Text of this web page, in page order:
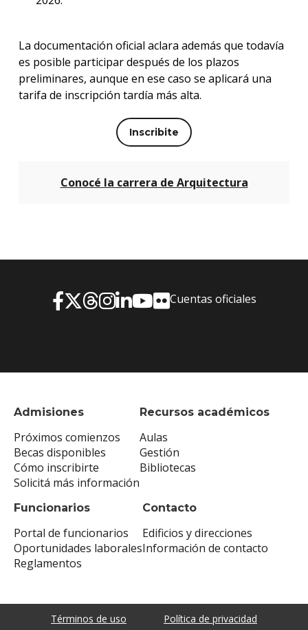
La documentación oficial aclara además que todavía
es posible participar después de los plazos
preliminares, aunque en ese caso se aplicará una
tarifa de inscripción tardía más alta.
Inscribite
Conocé la carrera de Arquitectura
Admisiones
Próximos comienzos
Becas disponibles
Cómo inscribirte
Solicitá más información
Recursos académicos
Aulas
Gestión
Bibliotecas
Funcionarios
Portal de funcionarios
Oportunidades laborales
Reglamentos
Contacto
Edificios y direcciones
Información de contacto
Cuentas oficiales
Términos de uso Política de privacidad